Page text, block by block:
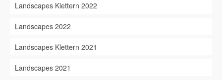
Landscapes Klettern 2022
Landscapes 2022
Landscapes Klettern 2021
Landscapes 2021